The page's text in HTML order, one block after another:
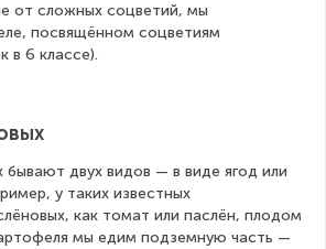
от сложных соцветий, мы
посвящённом соцветиям
в 6 классе).
бывают двух видов — в виде ягод или
у таких известных
как томат или паслён, плодом
мы едим подземную часть —